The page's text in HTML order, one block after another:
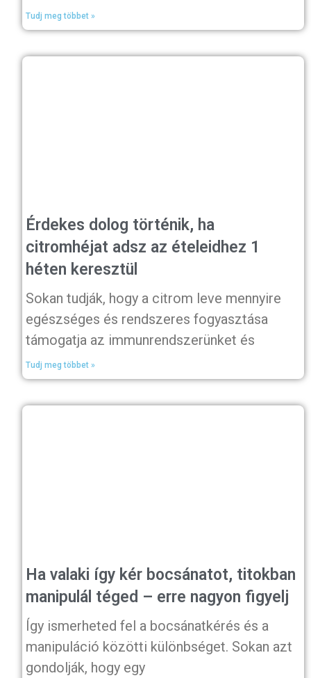
Tudj meg többet »
Érdekes dolog történik, ha
citromhéjat adsz az ételeidhez 1
héten keresztül
Sokan tudják, hogy a citrom leve mennyire
egészséges és rendszeres fogyasztása
támogatja az immunrendszerünket és
Tudj meg többet »
Ha valaki így kér bocsánatot, titokban
manipulál téged – erre nagyon figyelj
Így ismerheted fel a bocsánatkérés és a
manipuláció közötti különbséget. Sokan azt
gondolják, hogy egy